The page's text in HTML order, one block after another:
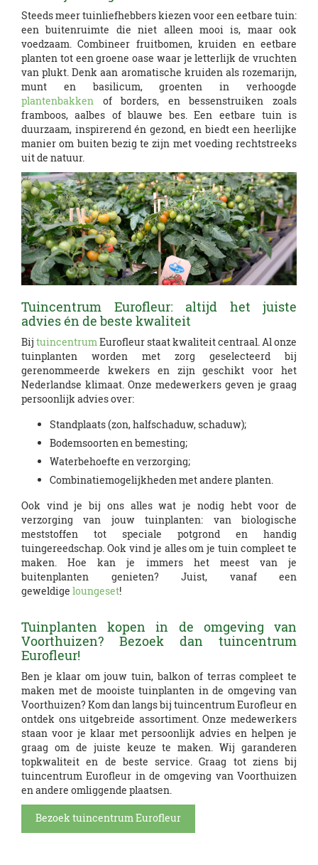
Steeds meer tuinliefhebbers kiezen voor een eetbare tuin:
een buitenruimte die niet alleen mooi is, maar ook
voedzaam. Combineer fruitbomen, kruiden en eetbare
planten tot een groene oase waar je letterlijk de vruchten
van plukt. Denk aan aromatische kruiden als rozemarijn,
munt en basilicum, groenten in verhoogde
plantenbakken of borders, en bessenstruiken zoals
framboos, aalbes of blauwe bes. Een eetbare tuin is
duurzaam, inspirerend én gezond, en biedt een heerlijke
manier om buiten bezig te zijn met voeding rechtstreeks
uit de natuur.
Tuincentrum Eurofleur: altijd het juiste
advies én de beste kwaliteit
Bij tuincentrum Eurofleur staat kwaliteit centraal. Al onze
tuinplanten worden met zorg geselecteerd bij
gerenommeerde kwekers en zijn geschikt voor het
Nederlandse klimaat. Onze medewerkers geven je graag
persoonlijk advies over:
Standplaats (zon, halfschaduw, schaduw);
Bodemsoorten en bemesting;
Waterbehoefte en verzorging;
Combinatiemogelijkheden met andere planten.
Ook vind je bij ons alles wat je nodig hebt voor de
verzorging van jouw tuinplanten: van biologische
meststoffen tot speciale potgrond en handig
tuingereedschap. Ook vind je alles om je tuin compleet te
maken. Hoe kan je immers het meest van je
buitenplanten genieten? Juist, vanaf een
geweldige loungeset!
Tuinplanten kopen in de omgeving van
Voorthuizen? Bezoek dan tuincentrum
Eurofleur!
Ben je klaar om jouw tuin, balkon of terras compleet te
maken met de mooiste tuinplanten in de omgeving van
Voorthuizen? Kom dan langs bij tuincentrum Eurofleur en
ontdek ons uitgebreide assortiment. Onze medewerkers
staan voor je klaar met persoonlijk advies en helpen je
graag om de juiste keuze te maken. Wij garanderen
topkwaliteit en de beste service. Graag tot ziens bij
tuincentrum Eurofleur in de omgeving van Voorthuizen
en andere omliggende plaatsen.
Bezoek tuincentrum Eurofleur